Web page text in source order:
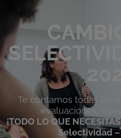
Te contamos todas las
evaluaciones,
¡TODO LO QUE
Selectividad –